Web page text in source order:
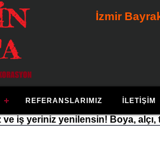
İzmir
REFERANSLARIMIZ İLETIŞIM
iş yeriniz yenilensin! Boya,